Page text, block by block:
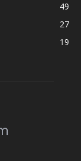
49
27
19